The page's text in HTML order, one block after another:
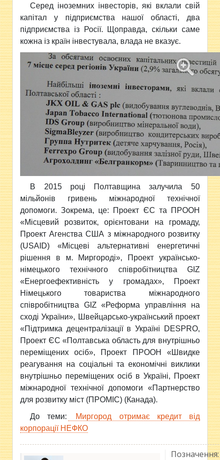
Серед іноземних інвесторів, які вклали свій
капітал у підприємства нашої області, два
підприємства із Росії. Щоправда, скільки саме
кожна із країн інвестувала, влада не вказує.
В 2015 році Полтавщина залучила 50
мільйонів гривень міжнародної технічної
допомоги. Зокрема, це: Проект ЄС та ПРООН
«Місцевий розвиток, орієнтовани на громаду,
Проект Агенства США з міжнародного розвитку
(USAID) «Місцеві альтернативні енергетичні
рішення в м. Миргороді», Проект українсько-
німецького технічного співробітництва GIZ
«Енергоефективність у громадах», Проект
Німецького товариства міжнародного
співробітництва GIZ «Реформа управління на
сході України», Швейцарсько-український проект
«Підтримка децентралізації в Україні DESPRO,
Проект ЄС «Полтавська область для внутрішньо
переміщених осіб», Проект ПРООН «Швидке
реагування на соціальні та економічні виклики
внутрішньо переміщених осіб в Україні, Проект
міжнародної технічної допомоги «Партнерство
для розвитку міст (ПРОМІС) (Канада).
До теми:
Миргород отримає кредит від
корпорації НЕФКО
Позначення: